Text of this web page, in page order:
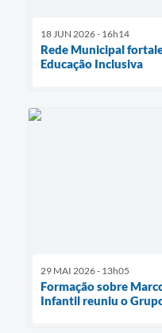
18 JUN 2026 - 16h14
Rede Municipal
Educação Inclusiva
29 MAI 2026 - 13h05
Formação sobre
Infantil reuniu o